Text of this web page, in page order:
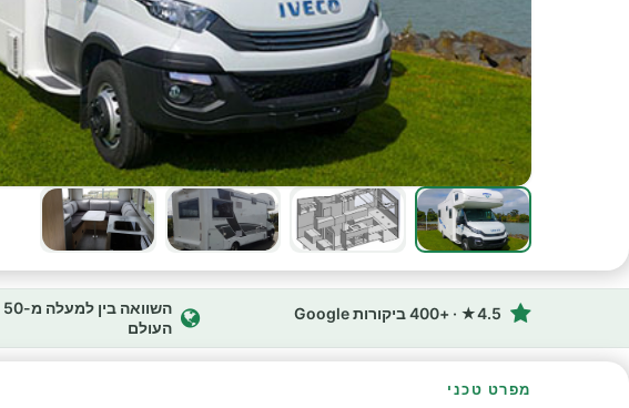
4.5★ · +400 ביקורות Google
העולם
מפרט טכני